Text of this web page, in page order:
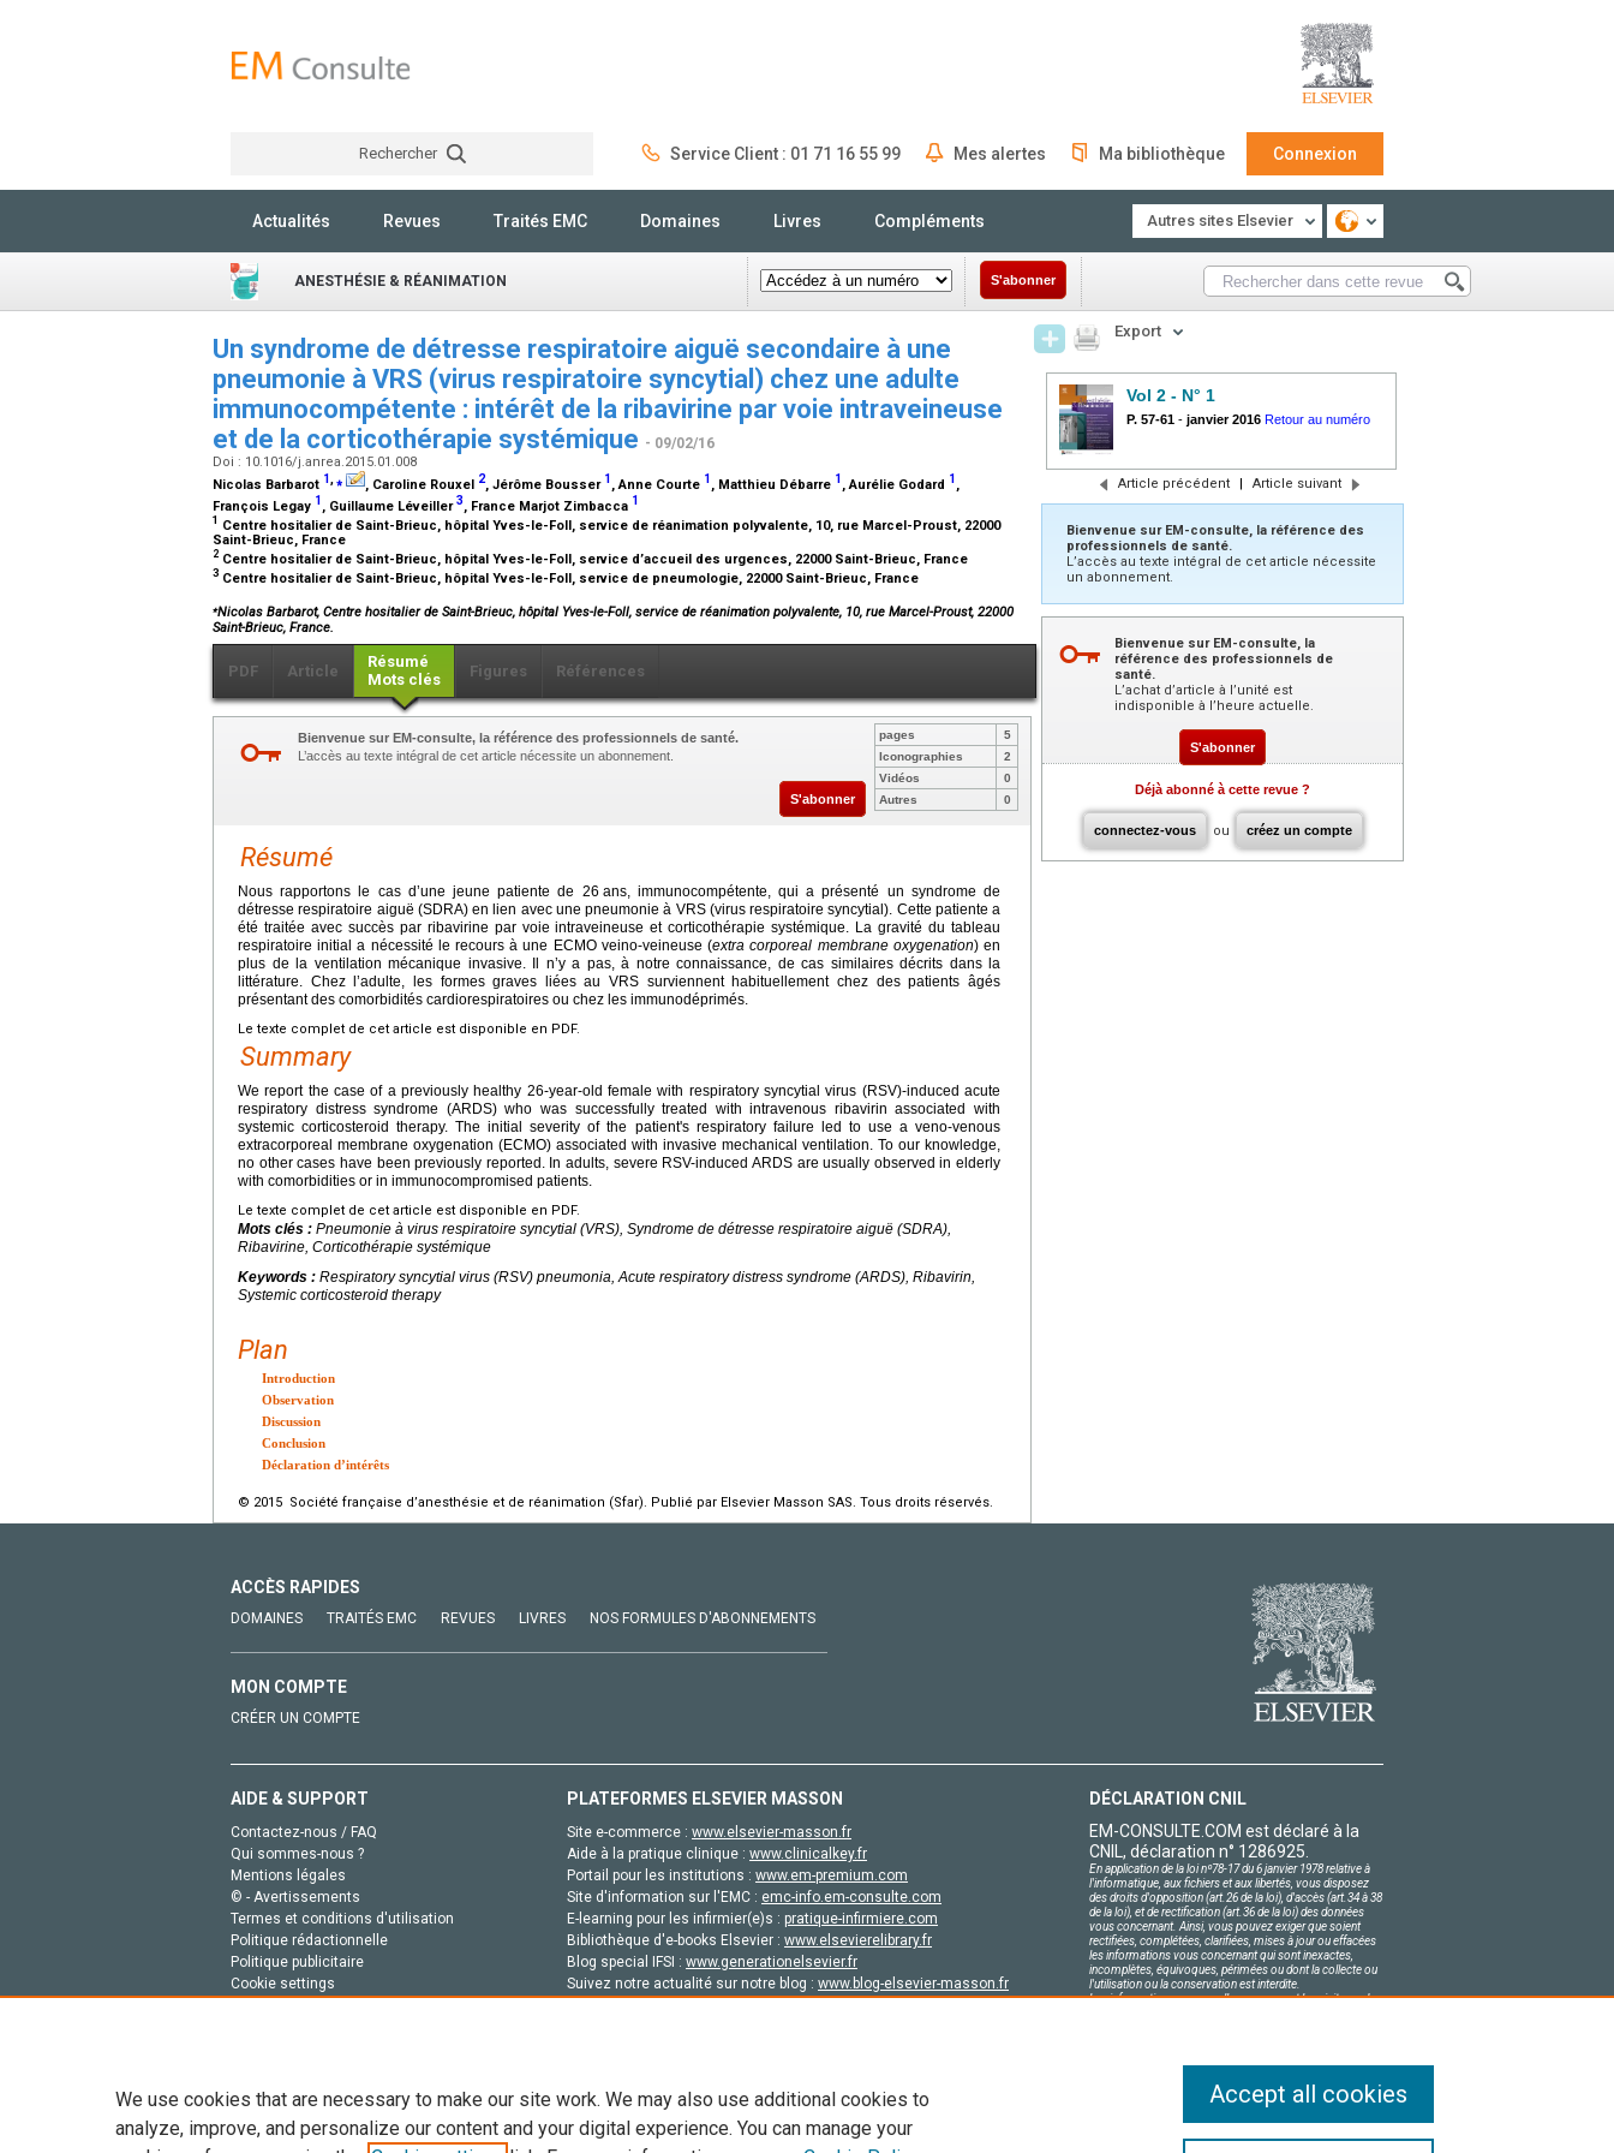
Rechercher Service Client : 01 71 16 55 99 Mes alertes Ma bibliothèque Connexion
Actualités Revues Traités EMC Domaines Livres Compléments Autres sites Elsevier
ANESTHÉSIE & RÉANIMATION S'abonner
Un syndrome de détresse respiratoire aiguë secondaire à une
pneumonie à VRS (virus respiratoire syncytial) chez une adulte
immunocompétente : intérêt de la ribavirine par voie intraveineuse
et de la corticothérapie systémique - 09/02/16
Doi : 10.1016/j.anrea.2015.01.008
Nicolas Barbarot 1,⁎ , Caroline Rouxel 2, Jérôme Bousser 1 , Anne Courte 1 , Matthieu Débarre 1 , Aurélie Godard 1 ,
François Legay 1 , Guillaume Léveiller3, France Marjot Zimbacca 1
1 Centre hositalier de Saint-Brieuc, hôpital Yves-le-Foll, service de réanimation polyvalente, 10, rue Marcel-Proust, 22000
Saint-Brieuc, France
2 Centre hositalier de Saint-Brieuc, hôpital Yves-le-Foll, service d’accueil des urgences, 22000 Saint-Brieuc, France
3 Centre hositalier de Saint-Brieuc, hôpital Yves-le-Foll, service de pneumologie, 22000 Saint-Brieuc, France
⁎Nicolas Barbarot, Centre hositalier de Saint-Brieuc, hôpital Yves-le-Foll, service de réanimation polyvalente, 10, rue Marcel-Proust, 22000
Saint-Brieuc, France.
PDF Article
Résumé
Mots clés
Figures Références
Bienvenue sur EM-consulte, la référence des professionnels de santé.
L’accès au texte intégral de cet article nécessite un abonnement.
S'abonner
pages
5
Iconographies
2
Vidéos
0
Autres
0
Résumé
Nous rapportons le cas d’une jeune patiente de 26 ans, immunocompétente, qui a présenté un syndrome de
détresse respiratoire aiguë (SDRA) en lien avec une pneumonie à VRS (virus respiratoire syncytial). Cette patiente a
été traitée avec succès par ribavirine par voie intraveineuse et corticothérapie systémique. La gravité du tableau
respiratoire initial a nécessité le recours à une ECMO veino-veineuse (extra corporeal membrane oxygenation) en
plus de la ventilation mécanique invasive. Il n’y a pas, à notre connaissance, de cas similaires décrits dans la
littérature. Chez l’adulte, les formes graves liées au VRS surviennent habituellement chez des patients âgés
présentant des comorbidités cardiorespiratoires ou chez les immunodéprimés.
Le texte complet de cet article est disponible en PDF.
Summary
We report the case of a previously healthy 26-year-old female with respiratory syncytial virus (RSV)-induced acute
respiratory distress syndrome (ARDS) who was successfully treated with intravenous ribavirin associated with
systemic corticosteroid therapy. The initial severity of the patient's respiratory failure led to use a veno-venous
extracorporeal membrane oxygenation (ECMO) associated with invasive mechanical ventilation. To our knowledge,
no other cases have been previously reported. In adults, severe RSV-induced ARDS are usually observed in elderly
with comorbidities or in immunocompromised patients.
Le texte complet de cet article est disponible en PDF.
Mots clés : Pneumonie à virus respiratoire syncytial (VRS), Syndrome de détresse respiratoire aiguë (SDRA),
Ribavirine, Corticothérapie systémique
Keywords : Respiratory syncytial virus (RSV) pneumonia, Acute respiratory distress syndrome (ARDS), Ribavirin,
Systemic corticosteroid therapy
Plan
Introduction
Observation
Discussion
Conclusion
Déclaration d’intérêts
© 2015 Société française d’anesthésie et de réanimation (Sfar). Publié par Elsevier Masson SAS. Tous droits réservés.
Export
Vol 2 - N° 1
P. 57-61 - janvier 2016 Retour au numéro
Article précédent | Article suivant
Bienvenue sur EM-consulte, la référence des
professionnels de santé.
L’accès au texte intégral de cet article nécessite
un abonnement.
Bienvenue sur EM-consulte, la
référence des professionnels de
santé.
L’achat d’article à l’unité est
indisponible à l’heure actuelle.
S'abonner
Déjà abonné à cette revue ?
connectez-vous ou créez un compte
ACCÈS RAPIDES
DOMAINES TRAITÉS EMC REVUES LIVRES NOS FORMULES D'ABONNEMENTS
MON COMPTE
CRÉER UN COMPTE
AIDE & SUPPORT
Contactez-nous / FAQ
Qui sommes-nous ?
Mentions légales
© - Avertissements
Termes et conditions d'utilisation
Politique rédactionnelle
Politique publicitaire
Cookie settings
PLATEFORMES ELSEVIER MASSON
Site e-commerce : www.elsevier-masson.fr
Aide à la pratique clinique : www.clinicalkey.fr
Portail pour les institutions : www.em-premium.com
Site d'information sur l'EMC : emc-info.em-consulte.com
E-learning pour les infirmier(e)s : pratique-infirmiere.com
Bibliothèque d'e-books Elsevier : www.elsevierelibrary.fr
Blog special IFSI : www.generationelsevier.fr
Suivez notre actualité sur notre blog : www.blog-elsevier-masson.fr
DÉCLARATION CNIL
EM-CONSULTE.COM est déclaré à la
CNIL, déclaration n° 1286925.
En application de la loi nº78-17 du 6 janvier 1978 relative à
l'informatique, aux fichiers et aux libertés, vous disposez
des droits d'opposition (art.26 de la loi), d'accès (art.34 à 38
de la loi), et de rectification (art.36 de la loi) des données
vous concernant. Ainsi, vous pouvez exiger que soient
rectifiées, complétées, clarifiées, mises à jour ou effacées
les informations vous concernant qui sont inexactes,
incomplètes, équivoques, périmées ou dont la collecte ou
l'utilisation ou la conservation est interdite.
Les informations personnelles concernant les visiteurs de
We use cookies that are necessary to make our site work. We may also use additional cookies to
analyze, improve, and personalize our content and your digital experience. You can manage your
Accept all cookies